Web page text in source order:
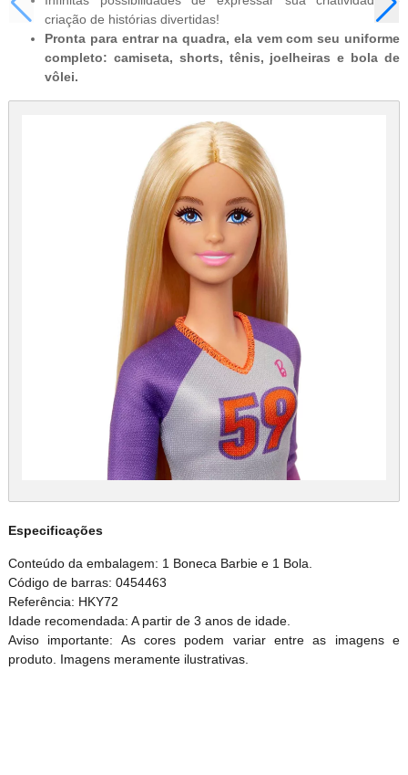
criação de histórias divertidas!
Pronta para entrar na quadra, ela vem com seu uniforme
completo: camiseta, shorts, tênis, joelheiras e bola de
vôlei.
Especificações
Conteúdo da embalagem: 1 Boneca Barbie e 1 Bola.
Código de barras: 0454463
Referência: HKY72
Idade recomendada: A partir de 3 anos de idade.
Aviso importante: As cores podem variar entre as imagens e
produto. Imagens meramente ilustrativas.